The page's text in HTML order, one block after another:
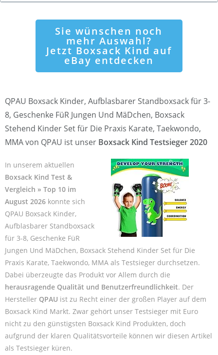
Sie wünschen noch
mehr Auswahl?
Jetzt Boxsack Kind auf
eBay entdecken
QPAU Boxsack Kinder, Aufblasbarer Standboxsack für 3-
8, Geschenke FüR Jungen Und MäDchen, Boxsack
Stehend Kinder Set für Die Praxis Karate, Taekwondo,
MMA von QPAU ist unser Boxsack Kind Testsieger 2020
In unserem aktuellen
Boxsack Kind Test &
Vergleich » Top 10 im
August 2026 konnte sich
QPAU Boxsack Kinder,
Aufblasbarer Standboxsack
für 3-8, Geschenke FüR
Jungen Und MäDchen, Boxsack Stehend Kinder Set für Die
Praxis Karate, Taekwondo, MMA als Testsieger durchsetzen.
Dabei überzeugte das Produkt vor Allem durch die
herausragende Qualität und Benutzerfreundlichkeit. Der
Hersteller QPAU ist zu Recht einer der großen Player auf dem
Boxsack Kind Markt. Zwar gehört unser Testsieger mit Euro
nicht zu den günstigsten Boxsack Kind Produkten, doch
aufgrund der klaren Qualitätsvorteile können wir diesen Artikel
als Testsieger küren.